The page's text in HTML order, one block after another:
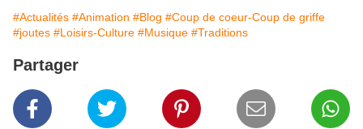
#Actualités #Animation #Blog #Coup de coeur-Coup de griffe
#joutes #Loisirs-Culture #Musique #Traditions
Partager